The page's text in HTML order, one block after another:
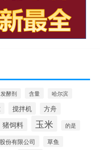
发酵剂 含量 哈尔滨
搅拌机 方舟
猪饲料 玉米 的是
股份有限公司 草鱼